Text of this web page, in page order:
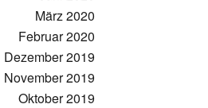
März 2020
Februar 2020
Dezember 2019
November 2019
Oktober 2019